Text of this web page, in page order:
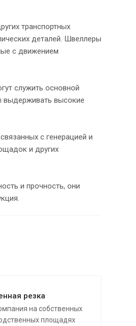
транспортных
деталей. Швеллеры
с движением
служить основной
выдерживать высокие
с генерацией и
и других
и прочность, они
резка
на собственных
площадях